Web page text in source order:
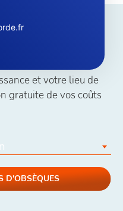
obsèques
et votre lieu de
gratuite de vos coûts
D'OBSÈQUES